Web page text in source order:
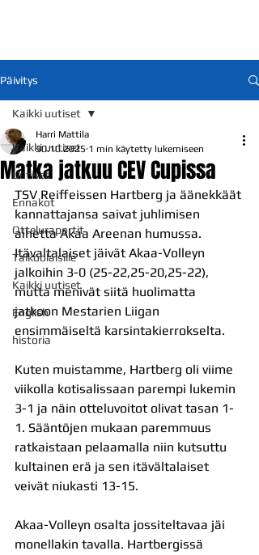
Päivitys
Kaikki uutiset
Uutiset
Ennakot
Otteluraportit
Talkoolaisille
Kaikki uutiset
English
historia
Kaikki uutiset
Matka jatkuu CEV Cupissa
Harri Mattila
30.10.2025 1 min käytetty lukemiseen
TSV Reiffeissen Hartberg ja äänekkäät
kannattajansa saivat juhlimisen
aihetta Akaa Areenan humussa.
Itävaltalaiset jäivät Akaa-Volleyn
jalkoihin 3-0 (25-22,25-20,25-22),
mutta menivät siitä huolimatta
jatkoon Mestarien Liigan
ensimmäiseltä karsintakierrokselta.
Kuten muistamme, Hartberg oli viime
viikolla kotisalissaan parempi lukemin
3-1 ja näin otteluvoitot olivat tasan 1-
1. Sääntöjen mukaan paremmuus
ratkaistaan pelaamalla niin kutsuttu
kultainen erä ja sen itävältalaiset
veivät niukasti 13-15.
Akaa-Volleyn osalta jossiteltavaa jäi
monellakin tavalla. Hartbergissä